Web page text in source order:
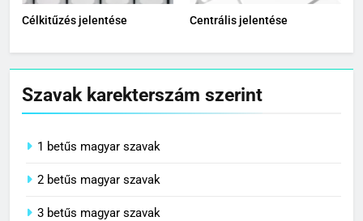
Célkitűzés jelentése Centrális jelentése
Szavak karekterszám szerint
1 betűs magyar szavak
2 betűs magyar szavak
3 betűs magyar szavak